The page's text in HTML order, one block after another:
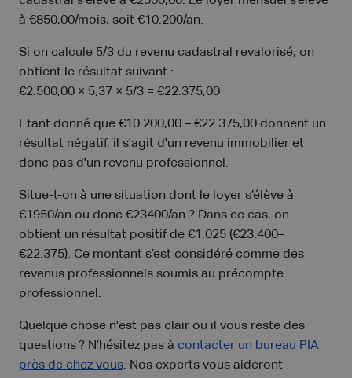
à €850,00/mois, soit €10.200/an.
Si on calcule 5/3 du revenu cadastral revalorisé, on
obtient le résultat suivant :
€2.500,00 × 5,37 × 5/3 = €22.375,00
Etant donné que €10 200,00 – €22 375,00 donnent un
résultat négatif, il s'agit d'un revenu immobilier et
donc pas d'un revenu professionnel.
Situe-t-on à une situation dont le loyer s’élève à
€1950/an ou donc €23400/an ? Dans ce cas, on
obtient un résultat positif de €1.025 (€23.400–
€22.375). Ce montant s’est considéré comme des
revenus professionnels soumis au précompte
professionnel.
Quelque chose n'est pas clair ou il vous reste des
questions ? N’hésitez pas à contacter un bureau PIA
près de chez vous. Nos experts vous aideront